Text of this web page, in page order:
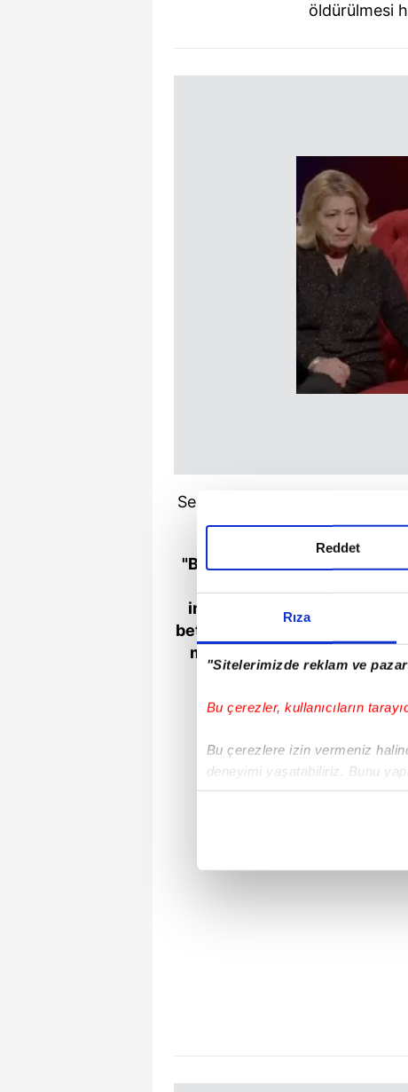
Rıza
"Sitelerimizde reklam ve
Bu çerezler, kullanıcıların
Bu çerezlere izin vermeniz
deneyimi yaşatabiliriz. Bunu
içerikleri sunabilmek adına
Reddet
öldürülmesi
Semra Kaynana oğlunun aşırı
Semra Yücel
"Benim düşüncem Ata değil
imkansız Ata gelsin dedim.
beteriyle yargılayalım'
milyar para alacaktı
veriyorlar,